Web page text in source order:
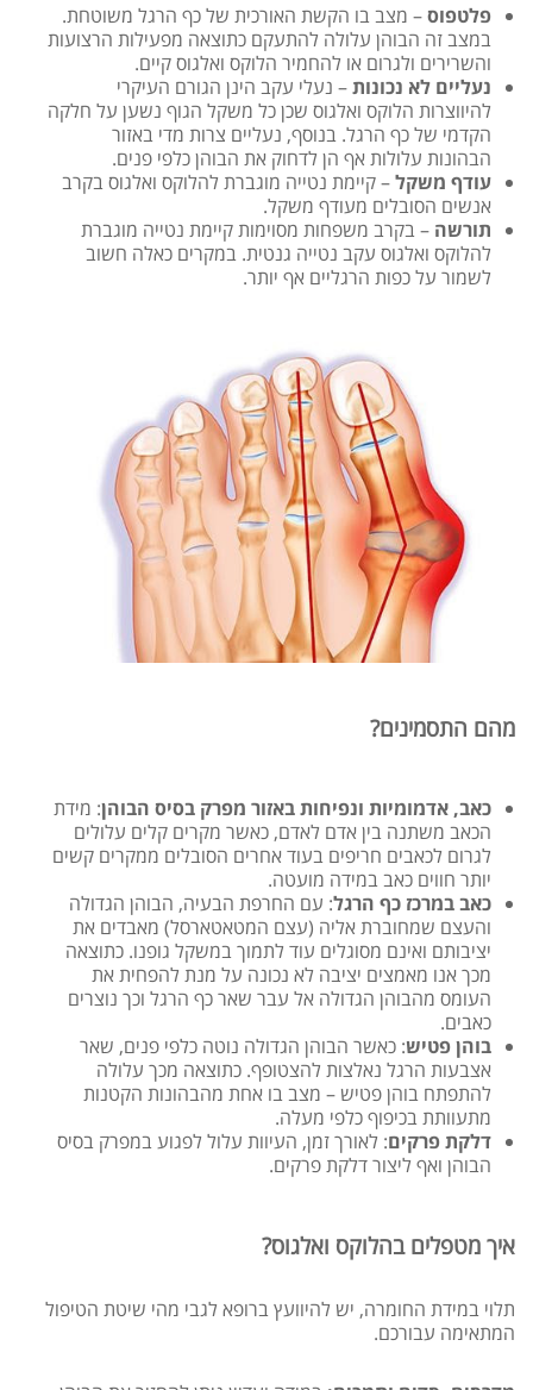
פלטפוס– מצב בו הקשת האורכית של כף הרגל משוטחת.
במצב זה הבוהן עלולה להתעקם כתוצאה מפעילות הרצועות
והשרירים ולגרום או להחמיר הלוקס ואלגוס קיים.
נעליים לא נכונות– נעלי עקב הינן הגורם העיקרי
להיווצרות הלוקס ואלגוס שכן כל משקל הגוף נשען על חלקה
הקדמי של כף הרגל. בנוסף, נעליים צרות מדי באזור
הבהונות עלולות אף הן לדחוק את הבוהן כלפי פנים.
עודף משקל– קיימת נטייה מוגברת להלוקס ואלגוס בקרב
אנשים הסובלים מעודף משקל.
תורשה – בקרב משפחות מסוימות קיימת נטייה מוגברת
להלוקס ואלגוס עקב נטייה גנטית. במקרים כאלה חשוב
לשמור על כפות הרגליים אף יותר.
מהם התסמינים?
כאב, אדמומיות ונפיחות באזור מפרק בסיס הבוהן: מידת
הכאב משתנה בין אדם לאדם, כאשר מקרים קלים עלולים
לגרום לכאבים חריפים בעוד אחרים הסובלים ממקרים קשים
יותר חווים כאב במידה מועטה.
כאב במרכז כף הרגל: עם החרפת הבעיה, הבוהן הגדולה
והעצם שמחוברת אליה (עצם המטאטארסל) מאבדים את
יציבותם ואינם מסוגלים עוד לתמוך במשקל גופנו. כתוצאה
מכך אנו מאמצים יציבה לא נכונה על מנת להפחית את
העומס מהבוהן הגדולה אל עבר שאר כף הרגל וכך נוצרים
כאבים.
בוהן פטיש: כאשר הבוהן הגדולה נוטה כלפי פנים, שאר
אצבעות הרגל נאלצות להצטופף. כתוצאה מכך עלולה
להתפתח בוהן פטיש – מצב בו אחת מהבהונות הקטנות
מתעוותת בכיפוף כלפי מעלה.
דלקת פרקים: לאורך זמן, העיוות עלול לפגוע במפרק בסיס
הבוהן ואף ליצור דלקת פרקים.
איך מטפלים בהלוקס ואלגוס?
תלוי במידת החומרה, יש להיוועץ ברופא לגבי מהי שיטת הטיפול
המתאימה עבורכם.